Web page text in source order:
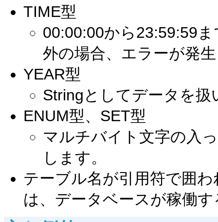
TIME型
00:00:00から23:59:59
外の場合、エラーが発
YEAR型
Stringとしてデータを扱
ENUM型、SET型
マルチバイト文字の入
します。
テーブル名が引用符で囲
は、データベースが稼働